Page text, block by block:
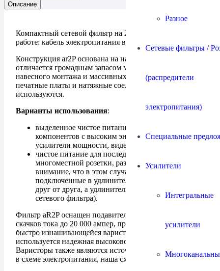
Разное
Сетевые фильтры /
(распредители
электропитания)
Специальные
Усилители
Интегральные
усилители
Описание
Компактный сетевой фильтр на 2 розетки, сразу готов к
работе: кабель электропитания встроен.
Конструкция ar2P основана на нашем фильтре aR12 и
отличается громадным запасом мощности за счет
навесного монтажа и массивных силовых шин,
печатные платы и натяжные соединения не
используются.
Варианты использования:
выделенное чистое питание для одного-двух
компонентов с высоким энергопотреблением:
усилители мощности, видеопроекторы и т.п.
чистое питание для последующего удлинителя,
многоместной розетки, разветвителя (обратите
внимание, что в этом случае потребители,
подключенные в удлинитель не изолированы
друг от друга, а удлинитель должен быть без
сетевого фильтра).
Фильтр aR2P оснащен подавителем импульсных
скачков тока до 20 000 ампер, причем, в отличие от
быстро изнашивающейся варисторной защиты,
используется надежная высоковольтная схема.
Варисторы также являются источником шумов и помех
в схеме электропитания, наша схема не вносит шумов.